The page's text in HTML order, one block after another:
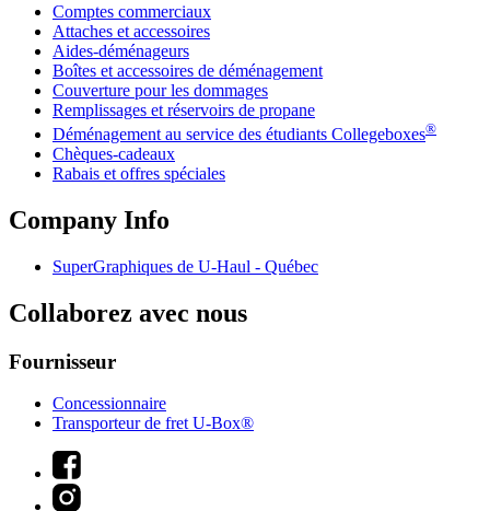
Comptes commerciaux
Attaches et accessoires
Aides-déménageurs
Boîtes et accessoires de déménagement
Couverture pour les dommages
Remplissages et réservoirs de propane
Déménagement au service des étudiants Collegeboxes®
Chèques-cadeaux
Rabais et offres spéciales
Company Info
SuperGraphiques de U-Haul - Québec
Collaborez avec nous
Fournisseur
Concessionnaire
Transporteur de fret U-Box®